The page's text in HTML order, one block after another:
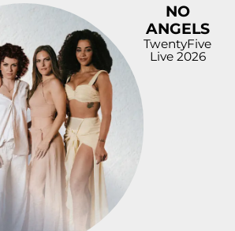
NO
ANGELS
TwentyFive
Live 2026